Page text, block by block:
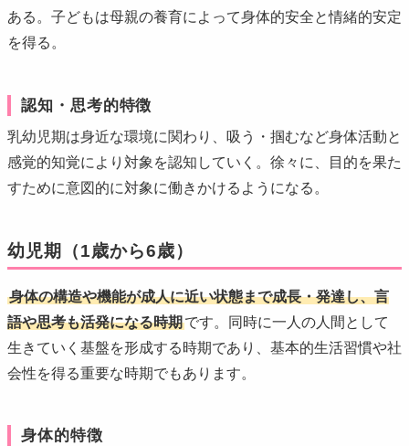
ある。子どもは母親の養育によって身体的安全と情緒的安定
を得る。
認知・思考的特徴
乳幼児期は身近な環境に関わり、吸う・掴むなど身体活動と
感覚的知覚により対象を認知していく。徐々に、目的を果た
すために意図的に対象に働きかけるようになる。
幼児期（1歳から6歳）
身体の構造や機能が成人に近い状態まで成長・発達し、言
語や思考も活発になる時期です。同時に一人の人間として
生きていく基盤を形成する時期であり、基本的生活習慣や社
会性を得る重要な時期でもあります。
身体的特徴